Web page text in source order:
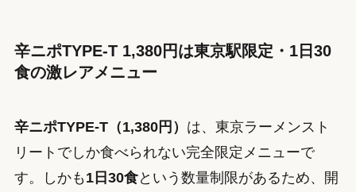
辛ニポTYPE-T 1,380円は東京駅限定・1日30
食の激レアメニュー
辛ニポTYPE-T（1,380円） は、東京ラーメンスト
リートでしか食べられない完全限定メニューで
す。しかも 1日30食という数量制限があるため、開